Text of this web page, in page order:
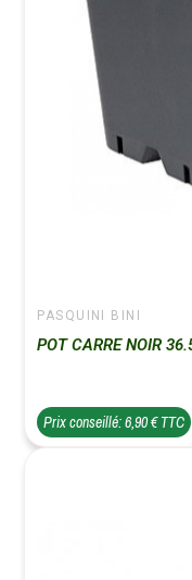
PASQUINI BINI
POT CARRE NOIR
Prix conseillé: 6,90 € TTC